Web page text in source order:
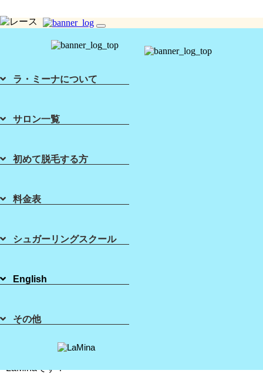
toggle
ラ・ミーナについて
サロン一覧
初めて脱毛する方
料金表
シュガーリングスクール
English
その他
肌トラブルが増える季節のケア
皆様こんにちは(^^)/
シュガーリング ブラジリアンワックス の
LaMinaです！